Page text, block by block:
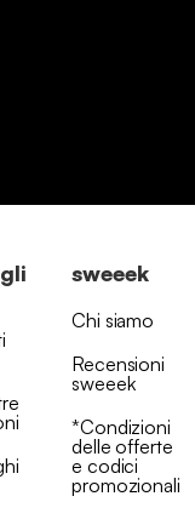
sweeek
Chi siamo
Recensioni
sweeek
*Condizioni
delle offerte
e codici
promozionali